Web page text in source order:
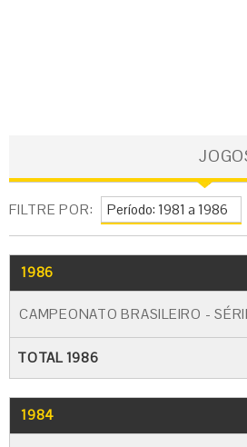
FILTRE POR:
1986
CAMPEONATO BRASILEIRO -
TOTAL 1986
1984